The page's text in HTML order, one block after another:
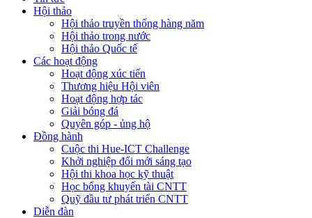
Hội thảo
Hội thảo truyền thống hàng năm
Hội thảo trong nước
Hội thảo Quốc tế
Các hoạt động
Hoạt động xúc tiến
Thương hiệu Hội viên
Hoạt động hợp tác
Giải bóng đá
Quyên góp - ủng hộ
Đồng hành
Cuộc thi Hue-ICT Challenge
Khởi nghiệp đổi mới sáng tạo
Hội thi khoa học kỹ thuật
Học bổng khuyến tài CNTT
Quỹ đầu tư phát triển CNTT
Diễn đàn